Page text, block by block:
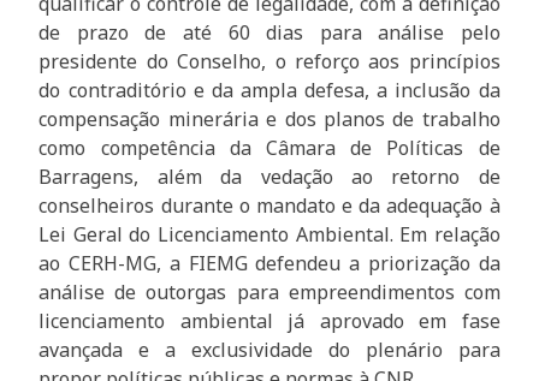
de prazo de até 60 dias para análise pelo
presidente do Conselho, o reforço aos princípios
do contraditório e da ampla defesa, a inclusão da
compensação minerária e dos planos de trabalho
como competência da Câmara de Políticas de
Barragens, além da vedação ao retorno de
conselheiros durante o mandato e da adequação à
Lei Geral do Licenciamento Ambiental. Em relação
ao CERH-MG, a FIEMG defendeu a priorização da
análise de outorgas para empreendimentos com
licenciamento ambiental já aprovado em fase
avançada e a exclusividade do plenário para